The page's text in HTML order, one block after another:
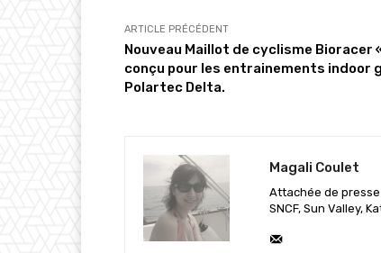
ARTICLE PRÉCÉDENT
Nouveau Maillot de cyclisme Bioracer
conçu pour les entrainements
Polartec Delta.
Magali Coulet
Attachée de presse
SNCF, Sun Valley,